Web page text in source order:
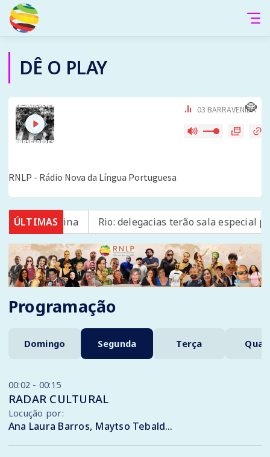
DÊ O PLAY
ÚLTIMAS
Latina Rio: delegacias terão sala especial
Programação
Domingo Segunda Terça
00:02 - 00:15
RADAR CULTURAL
Locução por:
Ana Laura Barros, Maytso Tebalde, Emanuel Sá, Logan Batista, Nágila Evelyn, Evellyn Prestes, Mavi Rangel, Bartielson Barros, Débora Costa, Mary Vitória e Julia Cardoso